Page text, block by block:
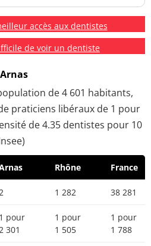
accès aux dentistes
de voir un dentiste
de 4 601 habitants,
praticiens libéraux de 1 pour
de 4.35 dentistes pour 10
Rhône France
1 282 38 281
1 pour
301
1 pour
1 505
1 pour
1 788